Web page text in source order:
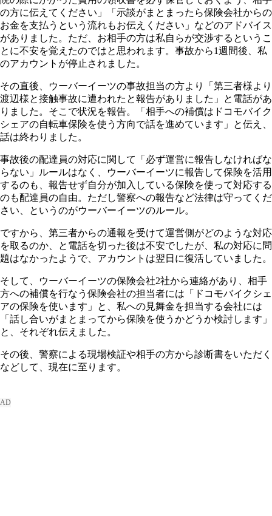
の方に伝えてください」「示談がまとまったら保険会社からの
お金を支払うという流れもお伝えください」などのアドバイス
がありました。ただ、お相手の方は私自らが交渉するというこ
とに不安を覚えたのではと思われます。事故から1週間後、私
のアカウントが停止されました。
その直後、ウーバーイーツの事故担当の方より「第三者様より
渡辺様と接触事故に遭われたと報告がありました」と電話があ
りました。そこで状況を報告。「相手への補償はドコモバイク
シェアの自転車保険を使う方向で話を進めています」と伝え、
話は終わりました。
事故後の配達員の対応に関して「必ず運営に報告しなければな
らない」ルールはなく、ウーバーイーツに報告して保険を活用
するのも、報告せず自分が加入している保険を使って対応する
のも配達員の自由。ただし警察への報告など法律は守ってくだ
さい、というのがウーバーイーツのルール。
ですから、第三者からの通報を受けて運営側がどのような対応
を取るのか、と電話を切った後は不安でしたが、私の対応に問
題はなかったようで、アカウントは翌日に復活していました。
そして、ウーバーイーツの保険会社2社から連絡があり、相手
方への補償を行なう保険会社の担当者には「ドコモバイクシェ
アの保険を使います」と、私への見舞金を担当する会社には
「話し合いがまとまってから保険を使うかどうか検討します」
と、それぞれ伝えました。
その後、警察による現場検証や相手の方から診断書をいただく
などして、現在に至ります。